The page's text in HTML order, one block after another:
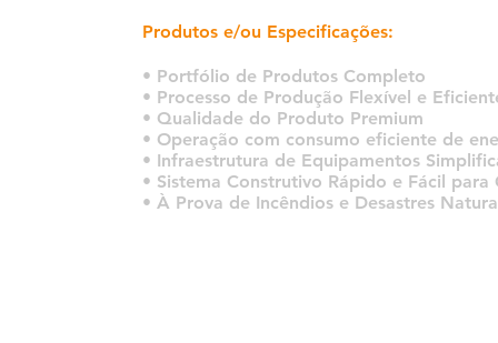
Produtos e/ou Especificações:
• Portfólio de Produtos Completo
• Processo de Produção Flexível e
• Qualidade do Produto Premium
• Operação com consumo eficiente de
• Infraestrutura de Equipamentos
• Sistema Construtivo Rápido e Fácil para
• À Prova de Incêndios e Desastres